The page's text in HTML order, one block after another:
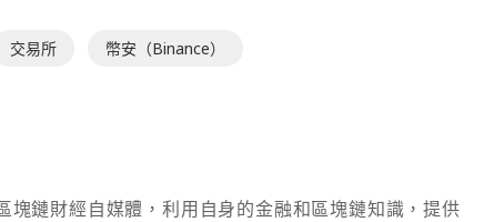
交易所 幣安（Binance）
鏈財經自媒體，利用自身的金融和區塊鏈知識，提供